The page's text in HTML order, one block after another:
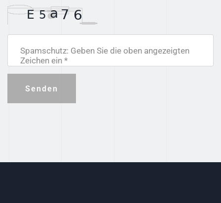
Spamschutz: Geben Sie die oben angezeigten
Zeichen ein *
Senden